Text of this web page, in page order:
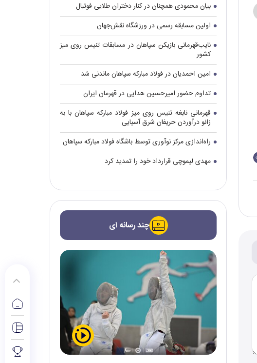
بیان محمودی همچنان در کنار دختران طلایی فوتبال
اولین مسابقه رسمی در ورزشگاه نقش‌جهان
نایب‌قهرمانی بازیکن سپاهان در مسابقات تنیس روی میز
کشور
امین احمدیان در فولاد مبارکه سپاهان ماندنی شد
تداوم حضور امیرحسین هدایی در قهرمان ایران
قهرمانی نابغه تنیس روی میز فولاد مبارکه سپاهان با به
زانو درآوردن حریفان شرق آسیایی
راه‌اندازی مرکز نوآوری توسط باشگاه فولاد مبارکه سپاهان
مهدی لیموچی قرارداد خود را تمدید کرد
چند رسانه ای